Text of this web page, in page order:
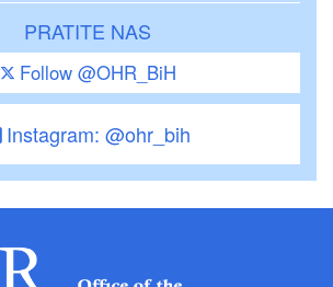
PRATITE NAS
Follow @OHR_BiH
Instagram: @ohr_bih